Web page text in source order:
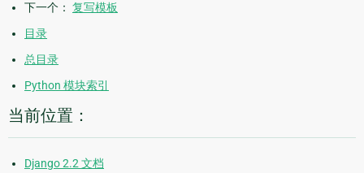
下一个： 复写模板
目录
总目录
Python 模块索引
当前位置：
Django 2.2 文档